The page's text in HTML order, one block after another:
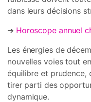
dans leurs décisions
➔ Horoscope annuel
Les énergies de
nouvelles voies tout
équilibre et prudence,
tirer parti des
dynamique.